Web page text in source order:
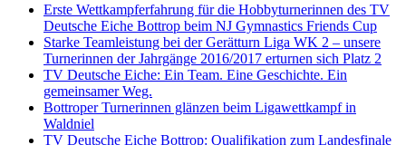
Erste Wettkampferfahrung für die Hobbyturnerinnen des TV
Deutsche Eiche Bottrop beim NJ Gymnastics Friends Cup
Starke Teamleistung bei der Gerätturn Liga WK 2 – unsere
Turnerinnen der Jahrgänge 2016/2017 erturnen sich Platz 2
TV Deutsche Eiche: Ein Team. Eine Geschichte. Ein
gemeinsamer Weg.
Bottroper Turnerinnen glänzen beim Ligawettkampf in
Waldniel
TV Deutsche Eiche Bottrop: Qualifikation zum Landesfinale